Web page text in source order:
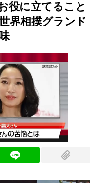
役に立てること
界相撲グランド